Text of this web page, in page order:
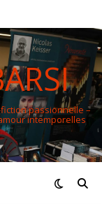
passionnelle –
intemporelles